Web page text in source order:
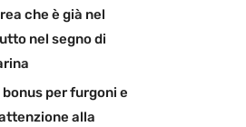
che è già nel
nel segno di
bonus per furgoni e
alla